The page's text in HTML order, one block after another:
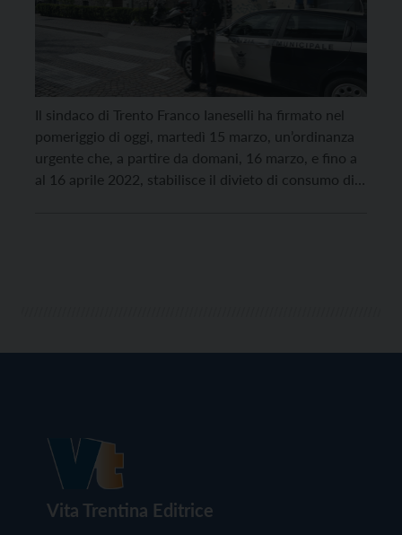
Il sindaco di Trento Franco Ianeselli ha firmato nel
pomeriggio di oggi, martedì 15 marzo, un’ordinanza
urgente che, a partire da domani, 16 marzo, e fino a
al 16 aprile 2022, stabilisce il divieto di consumo di
Vita Trentina Editrice